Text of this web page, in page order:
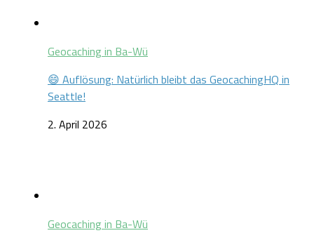
Geocaching in Ba-Wü
😄 Auflösung: Natürlich bleibt das GeocachingHQ in
Seattle!
2. April 2026
Geocaching in Ba-Wü